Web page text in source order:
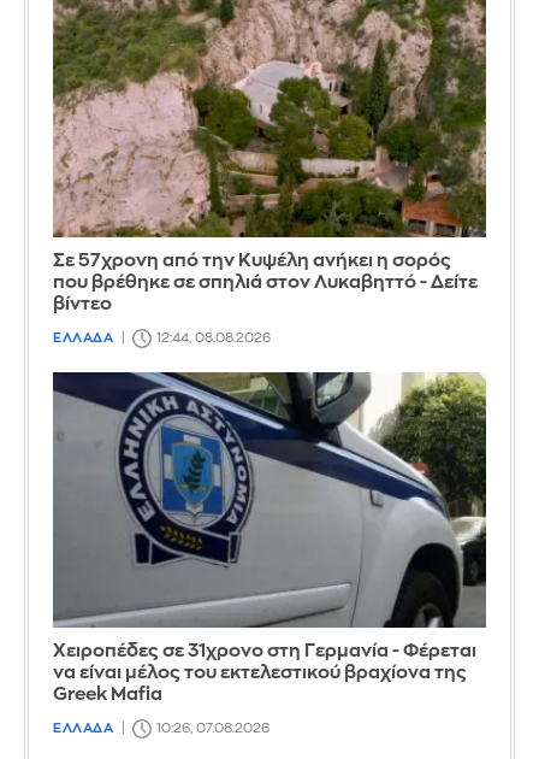
Σε 57χρονη από την Κυψέλη ανήκει η σορός
που βρέθηκε σε σπηλιά στον Λυκαβηττό - Δείτε
βίντεο
ΕΛΛΑΔΑ 12:44, 08.08.2026
Χειροπέδες σε 31χρονο στη Γερμανία - Φέρεται
να είναι μέλος του εκτελεστικού βραχίονα της
Greek Mafia
ΕΛΛΑΔΑ 10:26, 07.08.2026